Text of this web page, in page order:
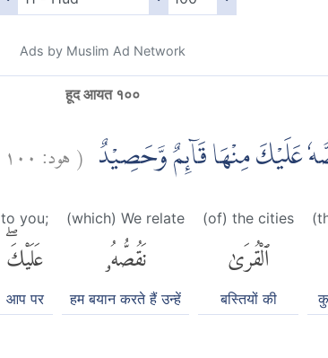
Ads by Muslim Ad Network
हूद आयत १००
عَلَيْكَ مِنْهَا قَاۤىِٕمٌ وَّحَصِيْدٌ (هود: ١٠٠
(of) the cities
ٱلْقُرَىٰ
बस्तियों की
(which) We relate
نَقُصُّهُۥ
हम बयान करते हैं उन्हें
to you;
عَلَيْكَۖ
आप पर